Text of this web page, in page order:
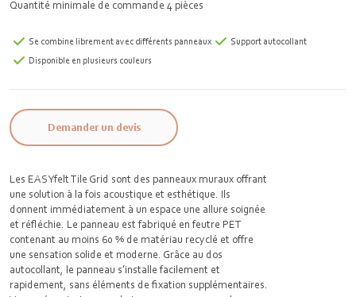
Quantité minimale de commande 4 pièces
Se combine librement avec différents panneaux
Support autocollant
Disponible en plusieurs couleurs
Demander un devis
Les EASYfelt Tile Grid sont des panneaux muraux offrant
une solution à la fois acoustique et esthétique. Ils
donnent immédiatement à un espace une allure soignée
et réfléchie. Le panneau est fabriqué en feutre PET
contenant au moins 60 % de matériau recyclé et offre
une sensation solide et moderne. Grâce au dos
autocollant, le panneau s’installe facilement et
rapidement, sans éléments de fixation supplémentaires.